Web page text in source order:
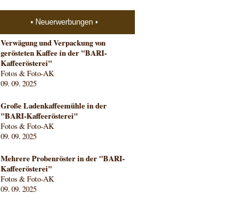
Neuerwerbungen
Verwägung und Verpackung von
gerösteten Kaffee in der "BARI-
Kaffeerösterei"
Fotos & Foto-AK
09. 09. 2025
Große Ladenkaffeemühle in der
"BARI-Kaffeerösterei"
Fotos & Foto-AK
09. 09. 2025
Mehrere Probenröster in der "BARI-
Kaffeerösterei"
Fotos & Foto-AK
09. 09. 2025